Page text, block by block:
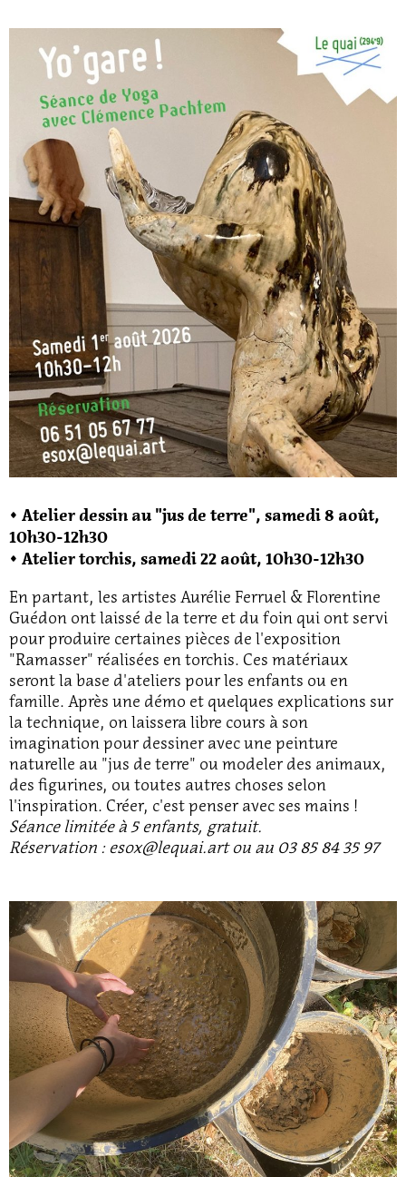
◊ Atelier dessin au "jus de terre", samedi 8 août,
10h30-12h30
◊ Atelier torchis, samedi 22 août, 10h30-12h30
En partant, les artistes Aurélie Ferruel & Florentine
Guédon ont laissé de la terre et du foin qui ont servi
pour produire certaines pièces de l'exposition
"Ramasser" réalisées en torchis. Ces matériaux
seront la base d'ateliers pour les enfants ou en
famille. Après une démo et quelques explications sur
la technique, on laissera libre cours à son
imagination pour dessiner avec une peinture
naturelle au "jus de terre" ou modeler des animaux,
des figurines, ou toutes autres choses selon
l'inspiration. Créer, c'est penser avec ses mains !
Séance limitée à 5 enfants, gratuit.
Réservation : esox@lequai.art ou au 03 85 84 35 97